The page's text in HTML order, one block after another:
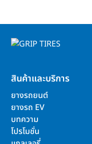
สินค้าและบริการ
ยางรถยนต์
ยางรถ EV
บทความ
โปรโมชั่น